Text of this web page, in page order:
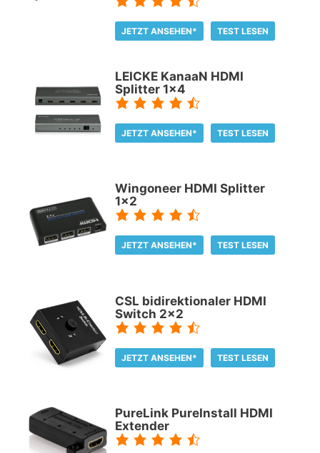
JETZT ANSEHEN* TEST LESEN
LEICKE KanaaN HDMI
Splitter 1x4
JETZT ANSEHEN* TEST LESEN
Wingoneer HDMI Splitter
1x2
JETZT ANSEHEN* TEST LESEN
CSL bidirektionaler HDMI
Switch 2x2
JETZT ANSEHEN* TEST LESEN
PureLink PureInstall HDMI
Extender